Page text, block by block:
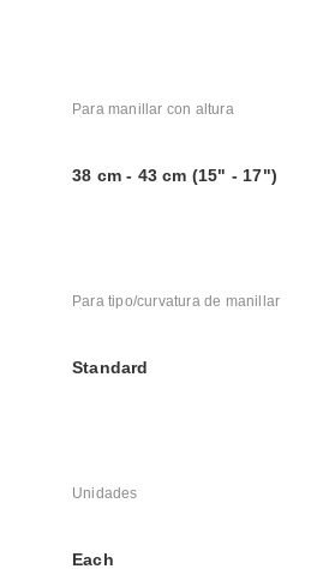
Para manillar con altura
38 cm - 43 cm (15" - 17")
Para tipo/curvatura de manillar
Standard
Unidades
Each